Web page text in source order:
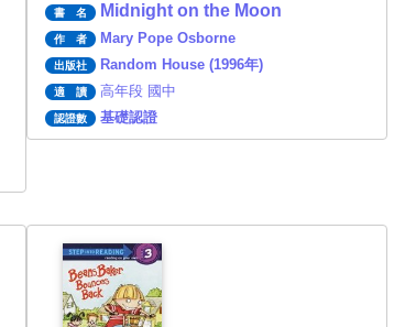
書 名 Midnight on the Moon
作 者 Mary Pope Osborne
出版社 Random House (1996年)
適 讀 高年段 國中
認證數 基礎認證